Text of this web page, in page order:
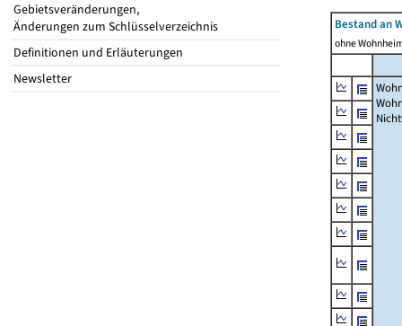
Gebietsveränderungen,
Änderungen zum Schlüsselverzeichnis
Definitionen und Erläuterungen
Newsletter
Bestand an
ohne